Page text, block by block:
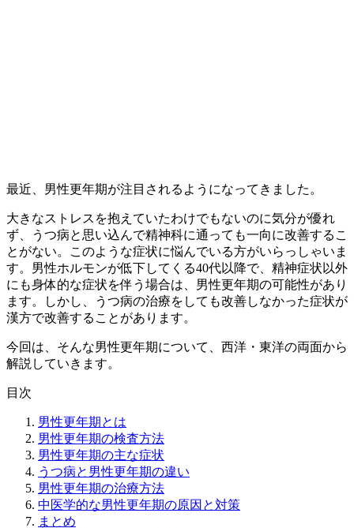
最近、男性更年期が注目されるようになってきました。
大きなストレスを抱えていたわけでもないのに気分が優れ
ず、うつ病と思い込んで精神科に通っても一向に改善するこ
とがない。このような症状に悩んでいる方がいらっしゃいま
す。男性ホルモンが低下してくる40代以降で、精神症状以外
にも身体的な症状を伴う場合は、男性更年期の可能性があり
ます。しかし、うつ病の治療をしても改善しなかった症状が
漢方で改善することがあります。
今回は、そんな男性更年期について、西洋・東洋の両面から
解説していきます。
目次
男性更年期とは
男性更年期の検査方法
男性更年期の主な症状
うつ病と男性更年期の違い
男性更年期の治療方法
中医学的な男性更年期の原因と対策
まとめ